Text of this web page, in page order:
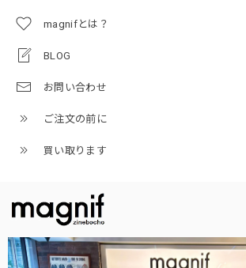
magnifとは？
BLOG
お問い合わせ
ご注文の前に
買い取ります